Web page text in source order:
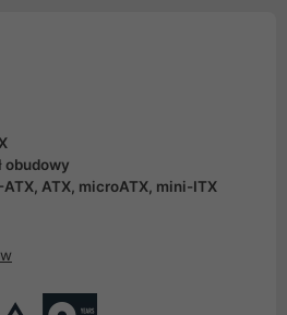
obudowy
ATX, ATX, microATX, mini-ITX